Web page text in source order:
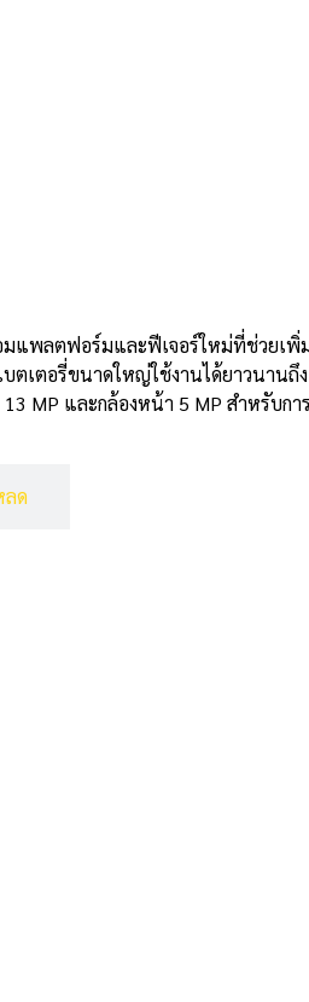
มแพลตฟอร์มและฟีเจอร์ใหม่ที่ช่วยเ
ตเตอรี่ขนาดใหญ่ใช้งานได้ยาวนาน
MP และกล้องหน้า 5 MP สำหรับก
ลด